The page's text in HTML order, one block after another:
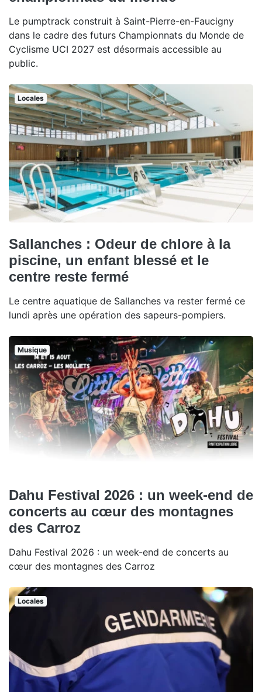
Le pumptrack construit à Saint-Pierre-en-Faucigny
dans le cadre des futurs Championnats du Monde de
Cyclisme UCI 2027 est désormais accessible au
public.
Locales
Sallanches : Odeur de chlore à la
piscine, un enfant blessé et le
centre reste fermé
Le centre aquatique de Sallanches va rester fermé ce
lundi après une opération des sapeurs-pompiers.
Musique
Dahu Festival 2026 : un week-end de
concerts au cœur des montagnes
des Carroz
Dahu Festival 2026 : un week-end de concerts au
cœur des montagnes des Carroz
Locales